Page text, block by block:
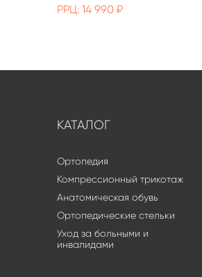
РРЦ: 14 990 ₽
КАТАЛОГ
Ортопедия
Компрессионный трикотаж
Анатомическая обувь
Ортопедические стельки
Уход за больными и
инвалидами